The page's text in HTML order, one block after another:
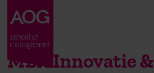
MBA Innovatie &